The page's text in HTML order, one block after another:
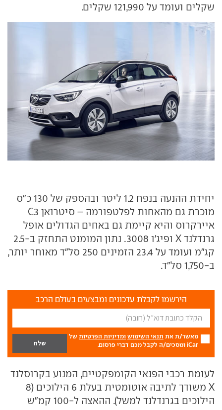
שקלים ועומד על 121,990 שקלים.
יחידת ההנעה בנפח 1.2 ליטר ובהספק של 130 כ"ס
מוכרת גם מהאחות לפלטפורמה – סיטרואן C3
איירקרוס והיא קיימת גם באחים הגדולים אופל
גרנדלנד X ופיג'ו 3008. נתון המומנט התחזק ב-2.5
קג"מ ועומד על 23.4 הזמינים 250 סל"ד מאוחר יותר,
ב-1,750 סל"ד.
הירשמו לקבלת עדכונים ומבצעים בעולם הרכב
מאשר/ת את תנאי השימוש ומדיניות הפרטיות של
iCar ומסכים/ה לקבל מכם דברי פרסום.
לעומת רכבי הפנאי הקומפקטיים, המנוע בקרוסלנד
X משודך לתיבה אוטומטית בעלת 6 הילוכים (8
הילוכים בגרנדלנד למשל). ההאצה ל-100 קמ"ש